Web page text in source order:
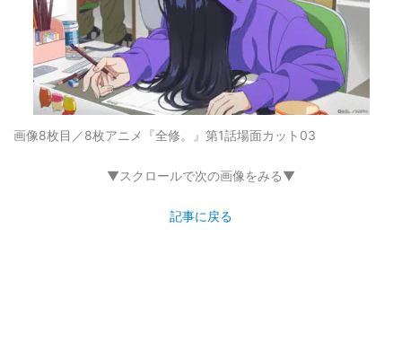
画像8枚目／8枚アニメ『全修。』第1話場面カット03
▼スクロールで次の画像をみる▼
記事に戻る